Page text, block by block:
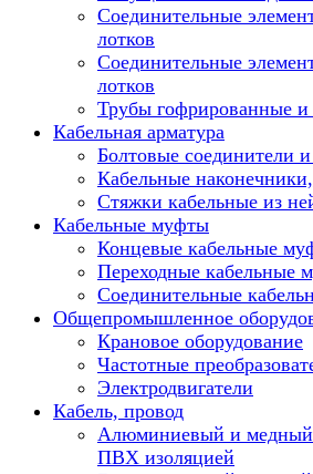
Соединительные
лотков
Соединительные
лотков
Трубы гофрированные
Кабельная арматура
Болтовые соединители
Кабельные
Стяжки кабельные из
Кабельные муфты
Концевые кабельные
Переходные кабельные
Соединительные
Общепромышленное
Крановое оборудование
Частотные
Электродвигатели
Кабель, провод
Алюминиевый и медный
ПВХ изоляцией